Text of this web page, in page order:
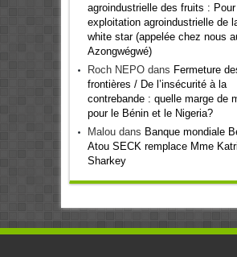
agroindustrielle des fruits : Pour
exploitation agroindustrielle de
white star (appelée chez nous
Azongwégwé)
Roch NEPOdans Fermeture
frontières / De l’insécurité à la
contrebande : quelle marge de
pour le Bénin et le Nigeria?
Maloudans Banque mondiale
Atou SECK remplace Mme
Sharkey